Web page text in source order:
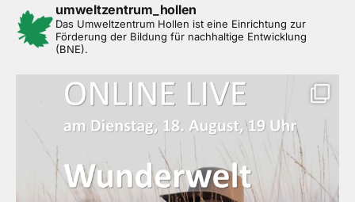
umweltzentrum_hollen
Das Umweltzentrum Hollen ist eine Einrichtung zur
Förderung der Bildung für nachhaltige Entwicklung
(BNE).